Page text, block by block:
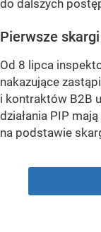
do dalszych
Pierwsze
Od 8 lipca
nakazujące
i kontraktów B2B
działania PIP
na podstawie